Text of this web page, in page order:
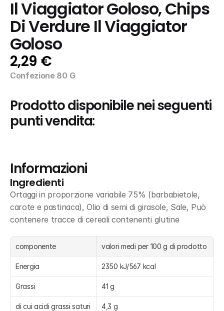
Il Viaggiator Goloso, Chips
Di Verdure Il Viaggiator
Goloso
2,29 €
Confezione 80 G
Prodotto disponibile nei seguenti
punti vendita:
Informazioni
Ingredienti
Ortaggi in proporzione variabile 75% (barbabietole,
carote e pastinaca), Olio di semi di girasole, Sale, Può
contenere tracce di cereali contenenti glutine
componente valori medi per 100 g di prodotto
Energia 2350 kJ/567 kcal
Grassi 41 g
di cui acidi grassi saturi 4,3 g